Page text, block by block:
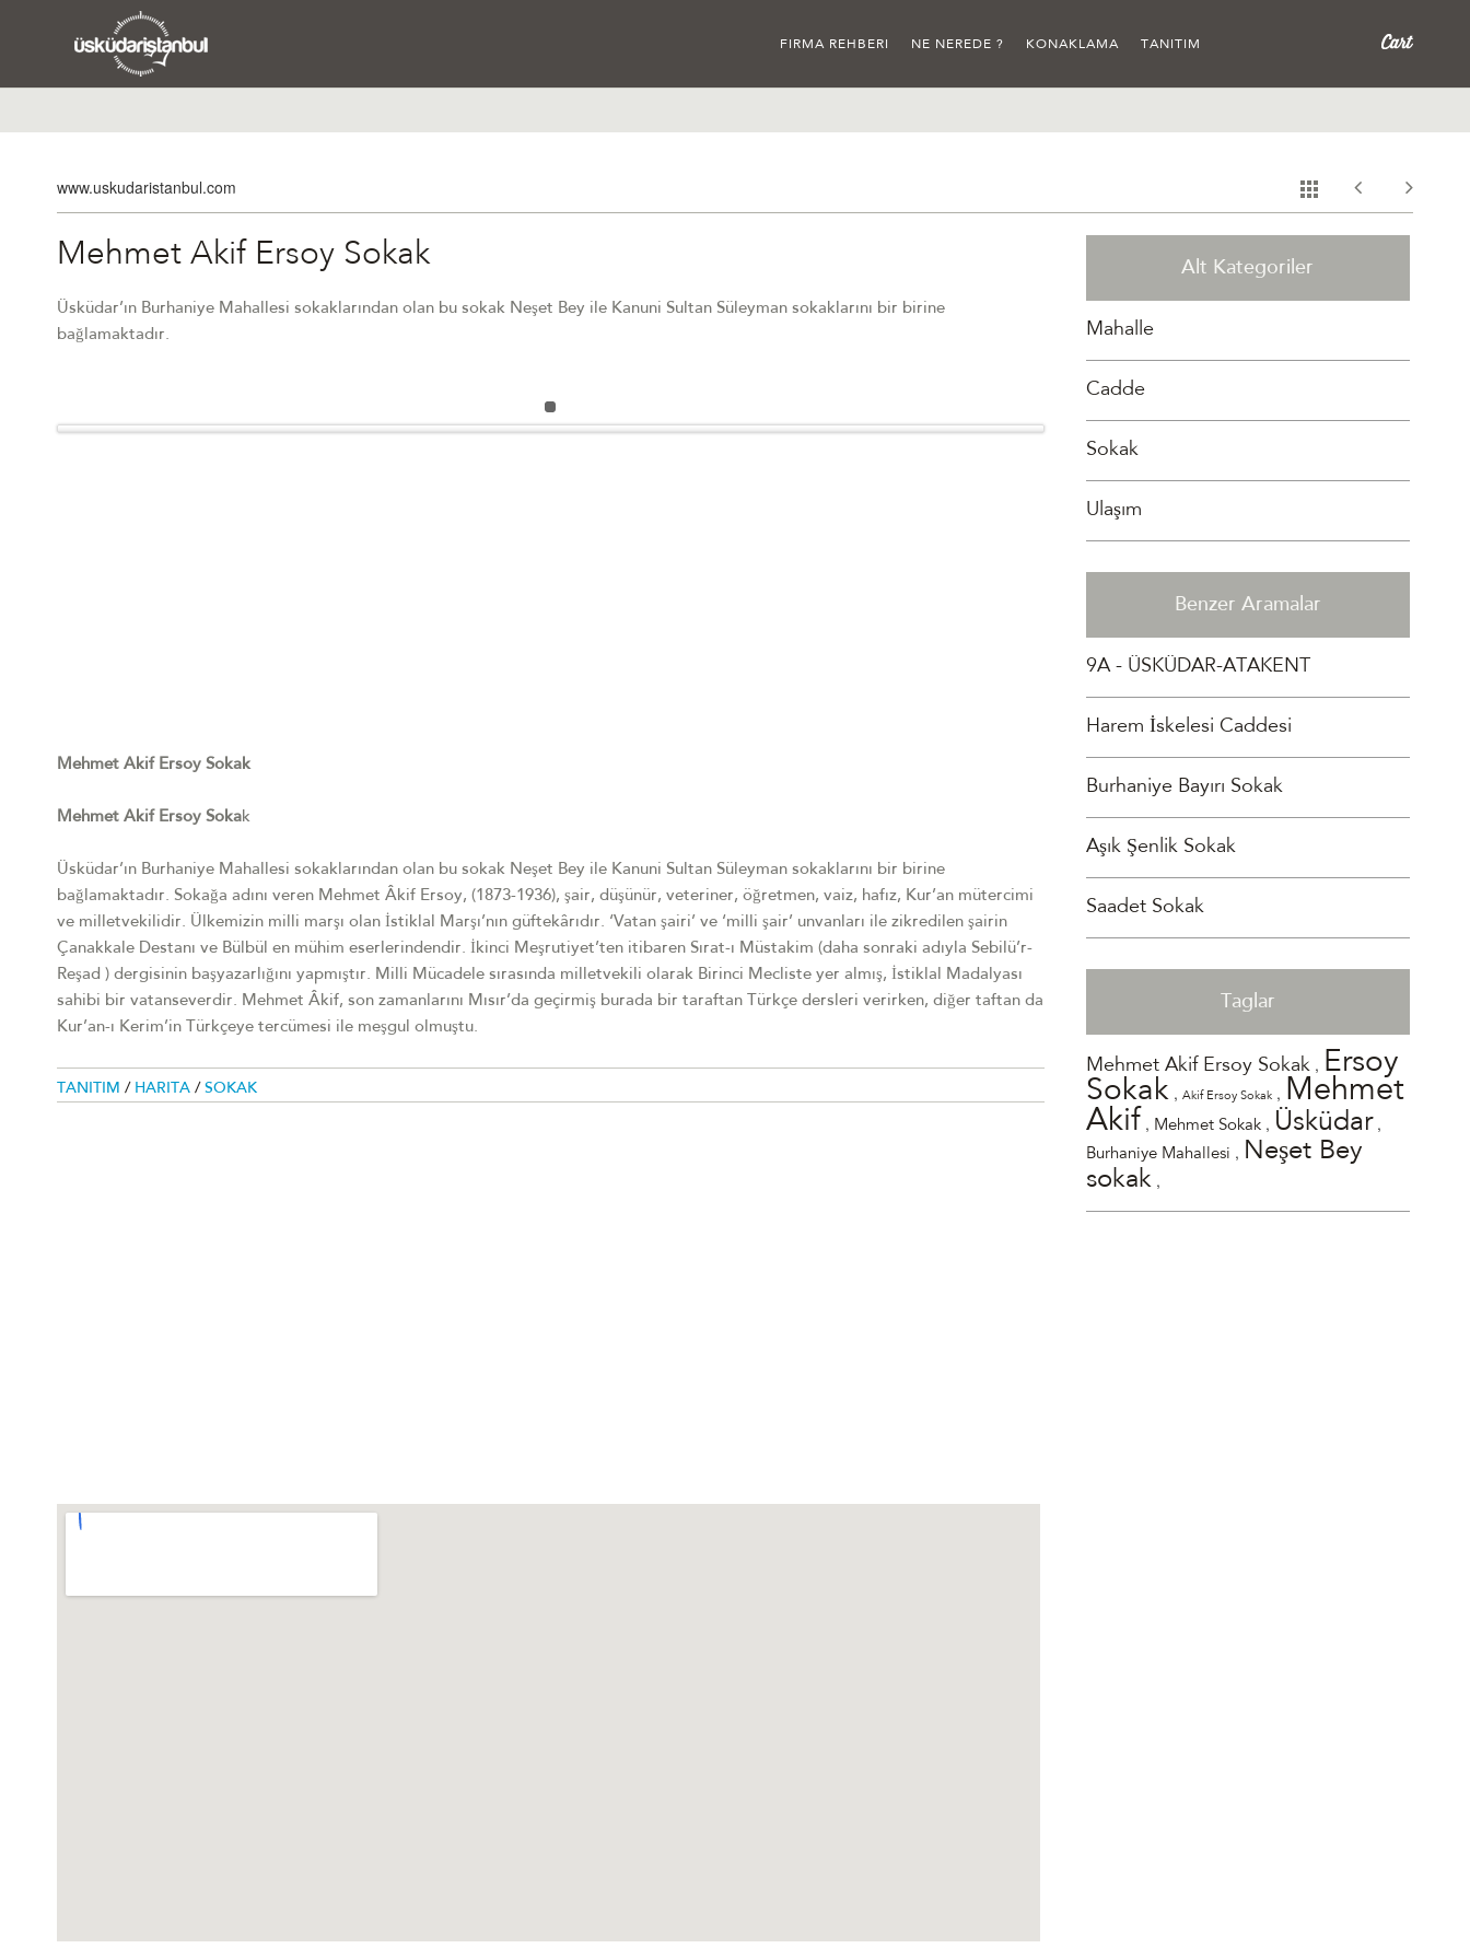
FIRMA REHBERI NE NEREDE ? KONAKLAMA TANITIM
www.uskudaristanbul.com
Mehmet Akif Ersoy Sokak
Üsküdar’ın Burhaniye Mahallesi sokaklarından olan bu sokak Neşet Bey ile Kanuni Sultan Süleyman sokaklarını bir birine
bağlamaktadır.
Mehmet Akif Ersoy Sokak
Mehmet Akif Ersoy Sokak
Üsküdar’ın Burhaniye Mahallesi sokaklarından olan bu sokak Neşet Bey ile Kanuni Sultan Süleyman sokaklarını bir birine
bağlamaktadır. Sokağa adını veren Mehmet Âkif Ersoy, (1873-1936), şair, düşünür, veteriner, öğretmen, vaiz, hafız, Kur’an mütercimi
ve milletvekilidir. Ülkemizin milli marşı olan İstiklal Marşı’nın güftekârıdır. ‘Vatan şairi’ ve ‘milli şair’ unvanları ile zikredilen şairin
Çanakkale Destanı ve Bülbül en mühim eserlerindendir. İkinci Meşrutiyet’ten itibaren Sırat-ı Müstakim (daha sonraki adıyla Sebilü’r-
Reşad ) dergisinin başyazarlığını yapmıştır. Milli Mücadele sırasında milletvekili olarak Birinci Mecliste yer almış, İstiklal Madalyası
sahibi bir vatanseverdir. Mehmet Âkif, son zamanlarını Mısır’da geçirmiş burada bir taraftan Türkçe dersleri verirken, diğer taftan da
Kur’an-ı Kerim’in Türkçeye tercümesi ile meşgul olmuştu.
TANITIM / HARITA / SOKAK
Alt Kategoriler
Mahalle
Cadde
Sokak
Ulaşım
Benzer Aramalar
9A - ÜSKÜDAR-ATAKENT
Harem İskelesi Caddesi
Burhaniye Bayırı Sokak
Aşık Şenlik Sokak
Saadet Sokak
Taglar
Mehmet Akif Ersoy Sokak , Ersoy
Sokak ,Akif Ersoy Sokak , Mehmet
Akif , Mehmet Sokak , Üsküdar,
Burhaniye Mahallesi , Neşet Bey
sokak ,